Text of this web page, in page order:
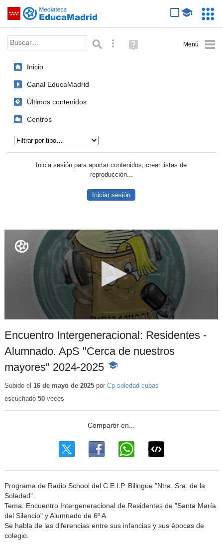
Saltar navegación
Palabra o frase: Búsqueda avanzada
Ayuda
(en
Inicio
Canal EducaMadrid
Últimos contenidos
Centros
Inicia sesión para aportar contenidos, crear listas de
reproducción...
Iniciar sesión
Encuentro Intergeneracional: Residentes -
Alumnado. ApS "Cerca de nuestros
mayores" 2024-2025 -
educativo
Subido el 16 de mayo de 2025por Cp soledad cubas
escuchado 50veces
Programa de Radio School del C.E.I.P. Bilingüe "Ntra. Sra. de la
Soledad".
Tema: Encuentro Intergeneracional de Residentes de "Santa María
del Silencio" y Alumnado de 6º A.
Se habla de las diferencias entre sus infancias y sus épocas de
colegio.